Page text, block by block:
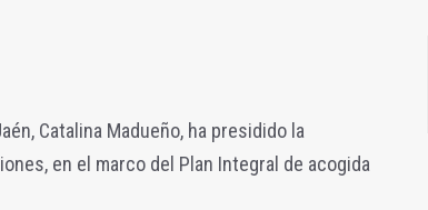
Catalina Madueño, ha presidido la
en el marco del Plan Integral de acogida